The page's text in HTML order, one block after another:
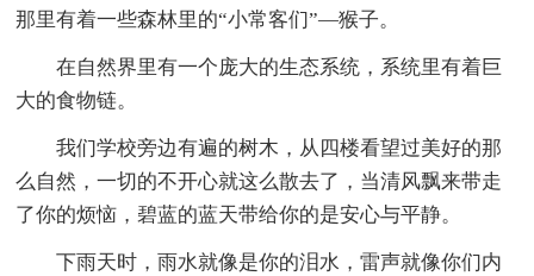
那里有着一些森林里的“小常客们”—猴子。
在自然界里有一个庞大的生态系统，系统里有着巨
大的食物链。
我们学校旁边有遍的树木，从四楼看望过美好的那
么自然，一切的不开心就这么散去了，当清风飘来带走
了你的烦恼，碧蓝的蓝天带给你的是安心与平静。
下雨天时，雨水就像是你的泪水，雷声就像你们内